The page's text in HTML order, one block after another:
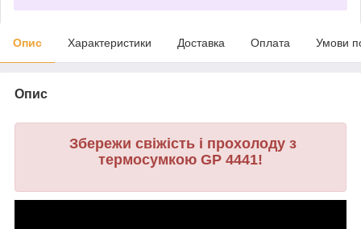
Опис Характеристики Доставка Оплата Умови
Опис
Збережи свіжість і прохолоду з
термосумкою GP 4441!